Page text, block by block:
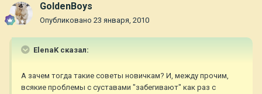
GoldenBoys
Опубликовано 23 января, 2010
ElenaK сказал:
А зачем тогда такие советы новичкам? И, между прочим,
всякие проблемы с суставами "забегивают" как раз с